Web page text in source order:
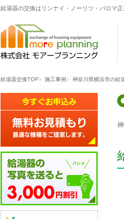
給湯器の交換はリンナイ・ノーリツ・パロマ
給湯器交換TOP 施工事例 神奈川県横浜市の給